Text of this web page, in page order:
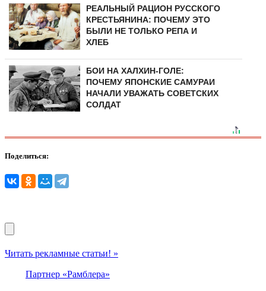
РЕАЛЬНЫЙ РАЦИОН РУССКОГО
КРЕСТЬЯНИНА: ПОЧЕМУ ЭТО
БЫЛИ НЕ ТОЛЬКО РЕПА И
ХЛЕБ
БОИ НА ХАЛХИН-ГОЛЕ:
ПОЧЕМУ ЯПОНСКИЕ САМУРАИ
НАЧАЛИ УВАЖАТЬ СОВЕТСКИХ
СОЛДАТ
Поделиться:
Читать рекламные статьи! »
Партнер «Рамблера»